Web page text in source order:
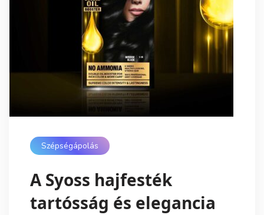
Szépségápolás
A Syoss hajfesték
tartósság és elegancia